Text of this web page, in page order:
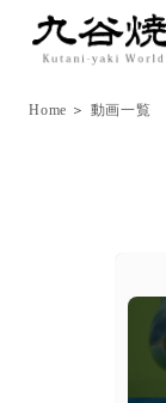
Home ＞ 動画一覧